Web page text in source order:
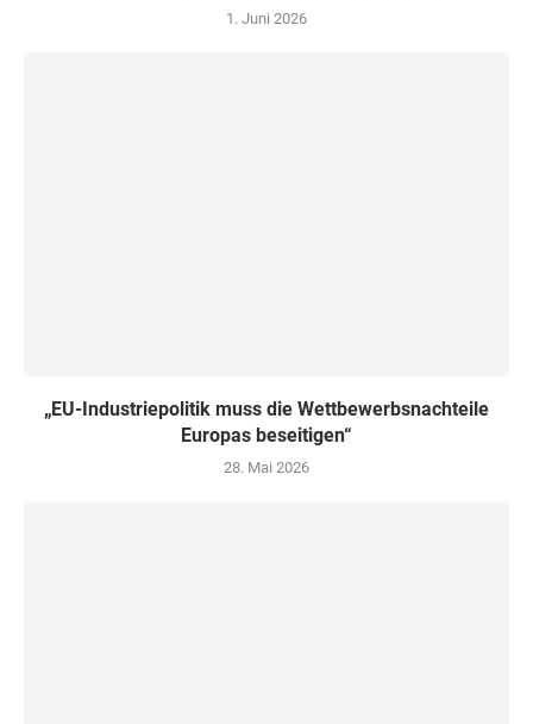
1. Juni 2026
„EU-Industriepolitik muss die Wettbewerbsnachteile
Europas beseitigen“
28. Mai 2026